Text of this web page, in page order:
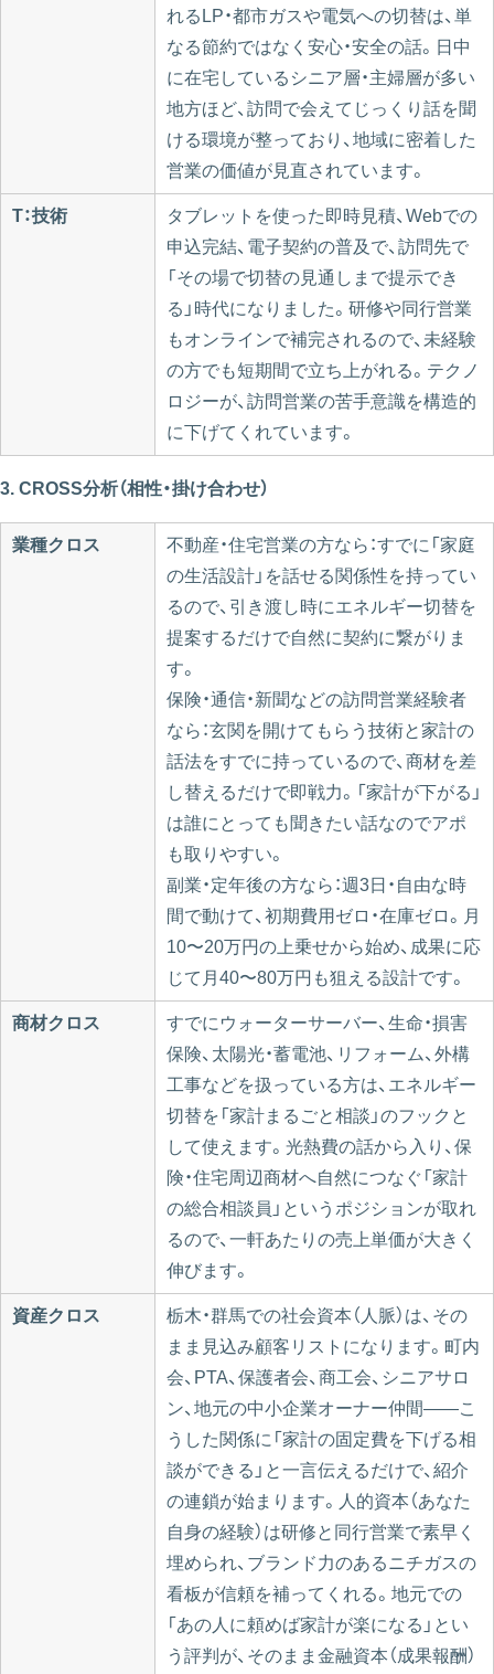
れるLP・都市ガスや電気への切替は、単
なる節約ではなく安心・安全の話。日中
に在宅しているシニア層・主婦層が多い
地方ほど、訪問で会えてじっくり話を聞
ける環境が整っており、地域に密着した
営業の価値が見直されています。
T：技術
タブレットを使った即時見積、Webでの
申込完結、電子契約の普及で、訪問先で
「その場で切替の見通しまで提示でき
る」時代になりました。研修や同行営業
もオンラインで補完されるので、未経験
の方でも短期間で立ち上がれる。テクノ
ロジーが、訪問営業の苦手意識を構造的
に下げてくれています。
3. CROSS分析（相性・掛け合わせ）
業種クロス
不動産・住宅営業の方なら：すでに「家庭
の生活設計」を話せる関係性を持ってい
るので、引き渡し時にエネルギー切替を
提案するだけで自然に契約に繋がりま
す。
保険・通信・新聞などの訪問営業経験者
なら：玄関を開けてもらう技術と家計の
話法をすでに持っているので、商材を差
し替えるだけで即戦力。「家計が下がる」
は誰にとっても聞きたい話なのでアポ
も取りやすい。
副業・定年後の方なら：週3日・自由な時
間で動けて、初期費用ゼロ・在庫ゼロ。月
10〜20万円の上乗せから始め、成果に応
じて月40〜80万円も狙える設計です。
商材クロス
すでにウォーターサーバー、生命・損害
保険、太陽光・蓄電池、リフォーム、外構
工事などを扱っている方は、エネルギー
切替を「家計まるごと相談」のフックと
して使えます。光熱費の話から入り、保
険・住宅周辺商材へ自然につなぐ「家計
の総合相談員」というポジションが取れ
るので、一軒あたりの売上単価が大きく
伸びます。
資産クロス
栃木・群馬での社会資本（人脈）は、その
まま見込み顧客リストになります。町内
会、PTA、保護者会、商工会、シニアサロ
ン、地元の中小企業オーナー仲間――こ
うした関係に「家計の固定費を下げる相
談ができる」と一言伝えるだけで、紹介
の連鎖が始まります。人的資本（あなた
自身の経験）は研修と同行営業で素早く
埋められ、ブランド力のあるニチガスの
看板が信頼を補ってくれる。地元での
「あの人に頼めば家計が楽になる」とい
う評判が、そのまま金融資本（成果報酬）